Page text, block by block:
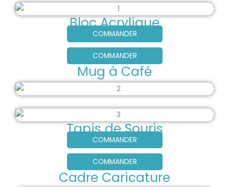
Bloc Acrylique
COMMANDER
COMMANDER
Mug à Café
Tapis de Souris
COMMANDER
COMMANDER
Cadre Caricature